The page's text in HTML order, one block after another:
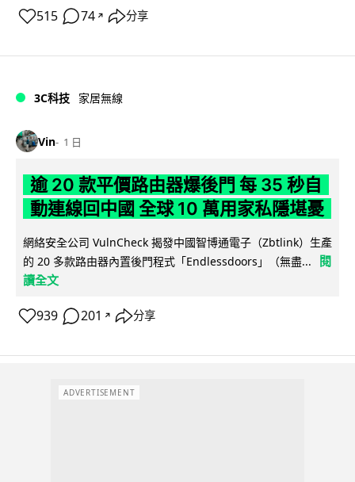
515 74 ↗ 分享
3C科技 家居無線
Vin 1 日
逾 20 款平價路由器爆後門 每 35 秒自
動連線回中國 全球 10 萬用家私隱堪憂
網絡安全公司 VulnCheck 揭發中國智博通電子（Zbtlink）生產
的 20 多款路由器內置後門程式「Endlessdoors」（無盡...
閱
讀全文
939 201 ↗ 分享
ADVERTISEMENT